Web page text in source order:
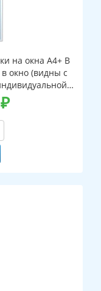
на окна А4+ В
окно (видны с
клапаном)
₽